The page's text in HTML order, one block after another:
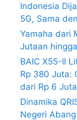
Indonesia
5G, Sama
Yamaha dari
Jutaan
BAIC X55-II
Rp 380 Juta:
dari Rp 6 Juta
Dinamika
Negeri